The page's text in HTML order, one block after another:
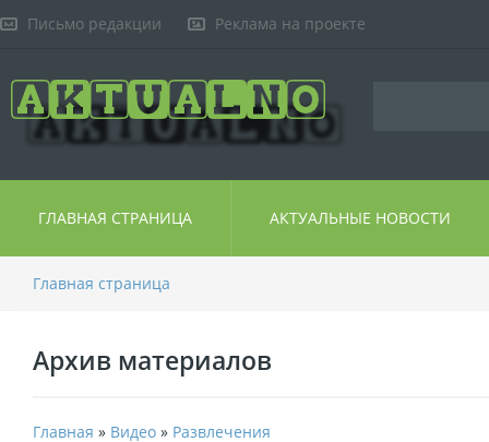
Письмо редакции Реклама на проекте
ГЛАВНАЯ СТРАНИЦА АКТУАЛЬНЫЕ НОВОСТИ
Главная страница
Архив материалов
Главная » Видео » Развлечения